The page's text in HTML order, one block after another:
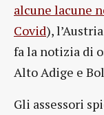
alcune lacune
Covid),
fa la notizia di
Alto Adige e
Gli assessori